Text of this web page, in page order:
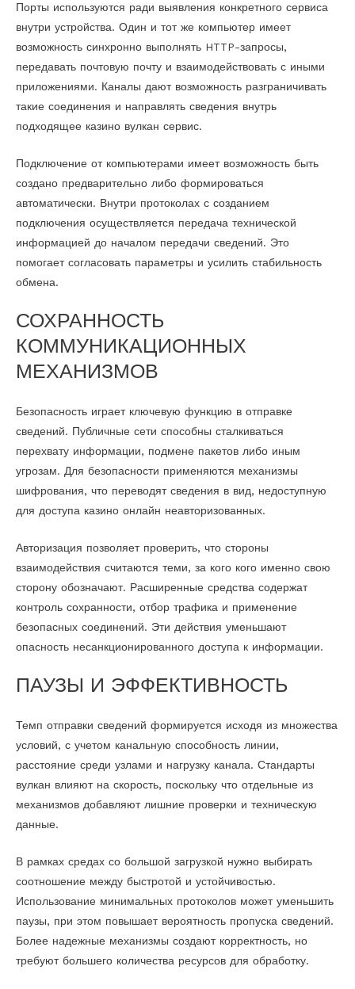
Порты используются ради выявления конкретного сервиса
внутри устройства. Один и тот же компьютер имеет
возможность синхронно выполнять HTTP-запросы,
передавать почтовую почту и взаимодействовать с иными
приложениями. Каналы дают возможность разграничивать
такие соединения и направлять сведения внутрь
подходящее казино вулкан сервис.
Подключение от компьютерами имеет возможность быть
создано предварительно либо формироваться
автоматически. Внутри протоколах с созданием
подключения осуществляется передача технической
информацией до началом передачи сведений. Это
помогает согласовать параметры и усилить стабильность
обмена.
СОХРАННОСТЬ
КОММУНИКАЦИОННЫХ
МЕХАНИЗМОВ
Безопасность играет ключевую функцию в отправке
сведений. Публичные сети способны сталкиваться
перехвату информации, подмене пакетов либо иным
угрозам. Для безопасности применяются механизмы
шифрования, что переводят сведения в вид, недоступную
для доступа казино онлайн неавторизованных.
Авторизация позволяет проверить, что стороны
взаимодействия считаются теми, за кого кого именно свою
сторону обозначают. Расширенные средства содержат
контроль сохранности, отбор трафика и применение
безопасных соединений. Эти действия уменьшают
опасность несанкционированного доступа к информации.
ПАУЗЫ И ЭФФЕКТИВНОСТЬ
Темп отправки сведений формируется исходя из множества
условий, с учетом канальную способность линии,
расстояние среди узлами и нагрузку канала. Стандарты
вулкан влияют на скорость, поскольку что отдельные из
механизмов добавляют лишние проверки и техническую
данные.
В рамках средах со большой загрузкой нужно выбирать
соотношение между быстротой и устойчивостью.
Использование минимальных протоколов может уменьшить
паузы, при этом повышает вероятность пропуска сведений.
Более надежные механизмы создают корректность, но
требуют большего количества ресурсов для обработку.